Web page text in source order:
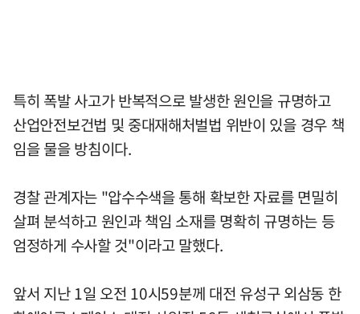
특히 폭발 사고가 반복적으로 발생한 원인을 규명하고
산업안전보건법 및 중대재해처벌법 위반이 있을 경우 책
임을 물을 방침이다.
경찰 관계자는 "압수수색을 통해 확보한 자료를 면밀히
살펴 분석하고 원인과 책임 소재를 명확히 규명하는 등
엄정하게 수사할 것"이라고 말했다.
앞서 지난 1일 오전 10시59분께 대전 유성구 외삼동 한